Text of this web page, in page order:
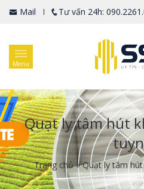
Mail Tư vấn 24h:
Menu
Quạt ly tâm hút
Trang chủ»Quạt ly tâm